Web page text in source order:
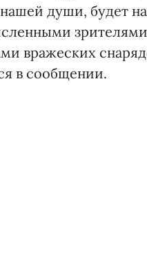
души, будет
вражеских
в сообщении.